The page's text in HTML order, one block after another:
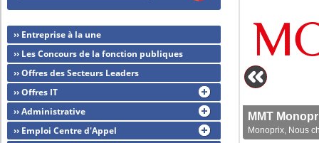
MMT
Monoprix, Nous
›› Entreprise à la une
›› Les Concours de la fonction publiques
›› Offres des Secteurs Leaders
›› Offres IT
›› Administrative
›› Emploi Centre d'Appel